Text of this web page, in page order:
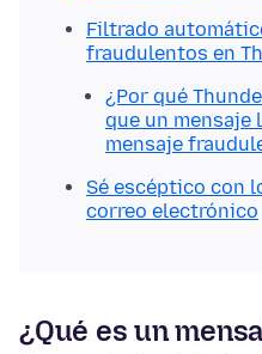
Filtrado
fraudulentos en
¿Por qué
que un mensaje
mensaje
Sé escéptico con
correo electrónico
¿Qué es un